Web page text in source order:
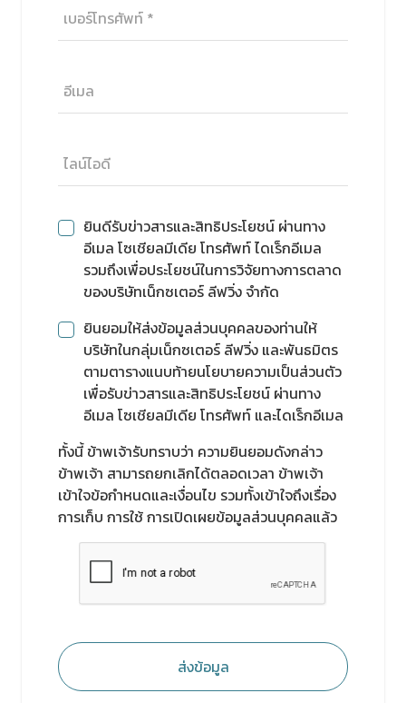
ยินดีรับข่าวสารและสิทธิประโยชน์ ผ่านทาง
อีเมล โซเชียลมีเดีย โทรศัพท์ ไดเร็กอีเมล
รวมถึงเพื่อประโยชน์ในการวิจัยทางการตลาด
ของบริษัทเน็กซเตอร์ ลีฟวิ่ง จำกัด
ยินยอมให้ส่งข้อมูลส่วนบุคคลของท่านให้
บริษัทในกลุ่มเน็กซเตอร์ ลีฟวิ่ง และพันธมิตร
ตามตารางแนบท้ายนโยบายความเป็นส่วนตัว
เพื่อรับข่าวสารและสิทธิประโยชน์ ผ่านทาง
อีเมล โซเชียลมีเดีย โทรศัพท์ และไดเร็กอีเมล
ทั้งนี้ ข้าพเจ้ารับทราบว่า ความยินยอมดังกล่าว
ข้าพเจ้า สามารถยกเลิกได้ตลอดเวลา ข้าพเจ้า
เข้าใจข้อกำหนดและเงื่อนไข รวมทั้งเข้าใจถึงเรื่อง
การเก็บ การใช้ การเปิดเผยข้อมูลส่วนบุคคลแล้ว
ส่งข้อมูล